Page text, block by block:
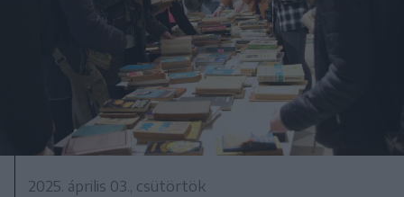
2025. április 03., csütörtök